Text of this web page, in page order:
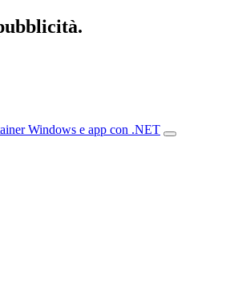
Windows e app con .NET